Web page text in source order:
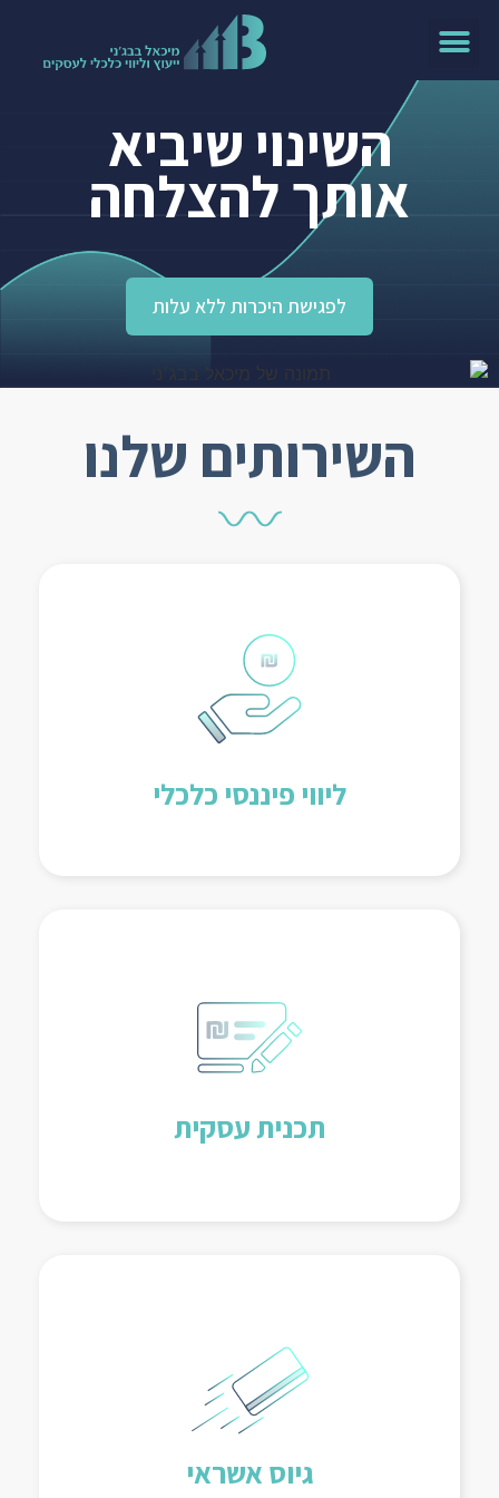
השינוי שיביא
אותך להצלחה
לפגישת היכרות ללא עלות
השירותים שלנו
ליווי פיננסי כלכלי
ליווי צמוד של אנשי המפתח בארגון בתהליך
קבלת ההחלטות, בנית דוחות וכלים ניהוליים,
קביעת יעדים ובדיקת מצב פיננסי אד-הוק,
ייצוג מול הבנקים, ביצוע בקרה תקציבית
חודשית ומתן המלצות לשיפור וייעול.
תכנית עסקית
בניית תכנית עסקית מפורטת הכוללת תחזית
פיננסית, מודל כוח אדם, רכש, תקורות,
עלויות מימון, תמחור וצרכי אשראי. לאחר
העסקית.
גיוס אשראי
גיוס אשראי בנקאי מסחרי ומהקרנות
השונות, לרבות הקרן לעסקים והלוואת
מזנין. סיוע בהעמדת קווי אשראי חוץ